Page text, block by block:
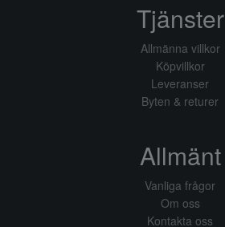
Tjänster
Allmänna villkor
Köpvillkor
Leveranser
Byten & returer
Allmänt
Vanliga frågor
Om oss
Kontakta oss